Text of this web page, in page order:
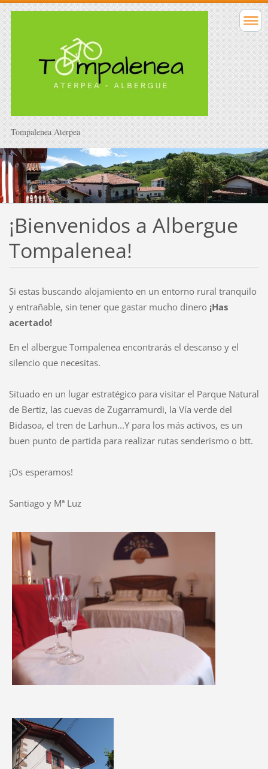
Tompalenea Aterpea
¡Bienvenidos a Albergue
Tompalenea!
Si estas buscando alojamiento en un entorno rural tranquilo
y entrañable, sin tener que gastar mucho dinero ¡Has
acertado!
En el albergue Tompalenea encontrarás el descanso y el
silencio que necesitas.
Situado en un lugar estratégico para visitar el Parque Natural
de Bertiz, las cuevas de Zugarramurdi, la Vía verde del
Bidasoa, el tren de Larhun...Y para los más activos, es un
buen punto de partida para realizar rutas senderismo o btt.
¡Os esperamos!
Santiago y Mª Luz